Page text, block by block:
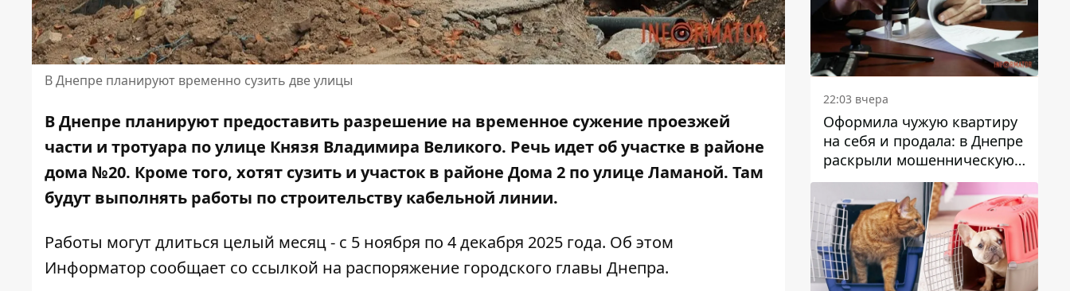
В Днепре планируют временно сузить две улицы
В Днепре планируют предоставить разрешение на временное сужение проезжей
части и тротуара по улице Князя Владимира Великого. Речь идет об участке в районе
дома №20. Кроме того, хотят сузить и участок в районе Дома 2 по улице Ламаной. Там
будут выполнять работы по строительству кабельной линии.
Работы могут длиться целый месяц - с 5 ноября по 4 декабря 2025 года. Об этом
Информатор сообщает со ссылкой на распоряжение городского главы Днепра.
22:03 вчера
Оформила чужую квартиру
на себя и продала: в Днепре
раскрыли мошенническую
схему с недвижимостью